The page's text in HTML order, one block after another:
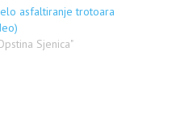
asfaltiranje trotoara
Sjenica"